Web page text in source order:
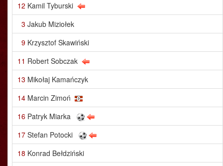
12 Kamil Tyburski
3 Jakub Miziołek
9 Krzysztof Skawiński
11 Robert Sobczak
13 Mikołaj Kamańczyk
14 Marcin Zimoń
16 Patryk Miarka
17 Stefan Potocki
18 Konrad Bełdziński